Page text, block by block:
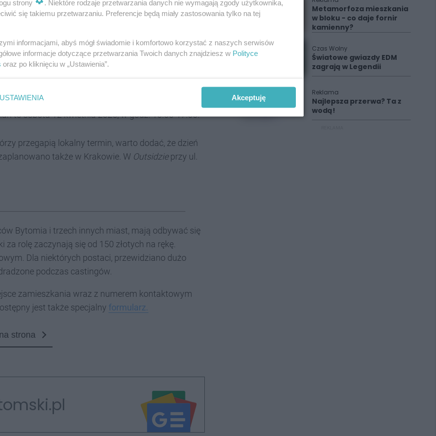
od pochodzenia czy koloru skóry. Do obsadzenia
kobiet.
naszym województwie. W związku z tym,
się w Chorzowie. Dokładniej w Klubie ChSM
to sobota 12 kwietnia 2025, w godz. 10:00-17:00.
przegapią lokalny termin, warto dodać, że dzień
także w Krakowie. W Outsidzieprzy ul.
Bytomia i trzech innych miast, mają odbywać się
rolę zaczynają się od 150 złotych na rękę.
Dla niektórych postaci, przewidziano dużo
podczas castingów.
zamieszkania wraz z numerem kontaktowym
jest także specjalny formularz.
strona
Metamorfoza mieszkania
w bloku - co daje fornir
kamienny?
Czas Wolny
Światowe gwiazdy EDM
zagrają w Legendii
Reklama
Najlepsza przerwa? Ta z
wodą!
strony
. Niektóre rodzaje przetwarzania danych nie wymagają zgody użytkownika,
się takiemu przetwarzaniu. Preferencje będą miały zastosowania tylko na tej
informacjami, abyś mógł świadomie i komfortowo korzystać z naszych serwisów
informacje dotyczące przetwarzania Twoich danych znajdziesz w Polityce
oraz po kliknięciu w „Ustawienia”.
USTAWIENIA Akceptuję